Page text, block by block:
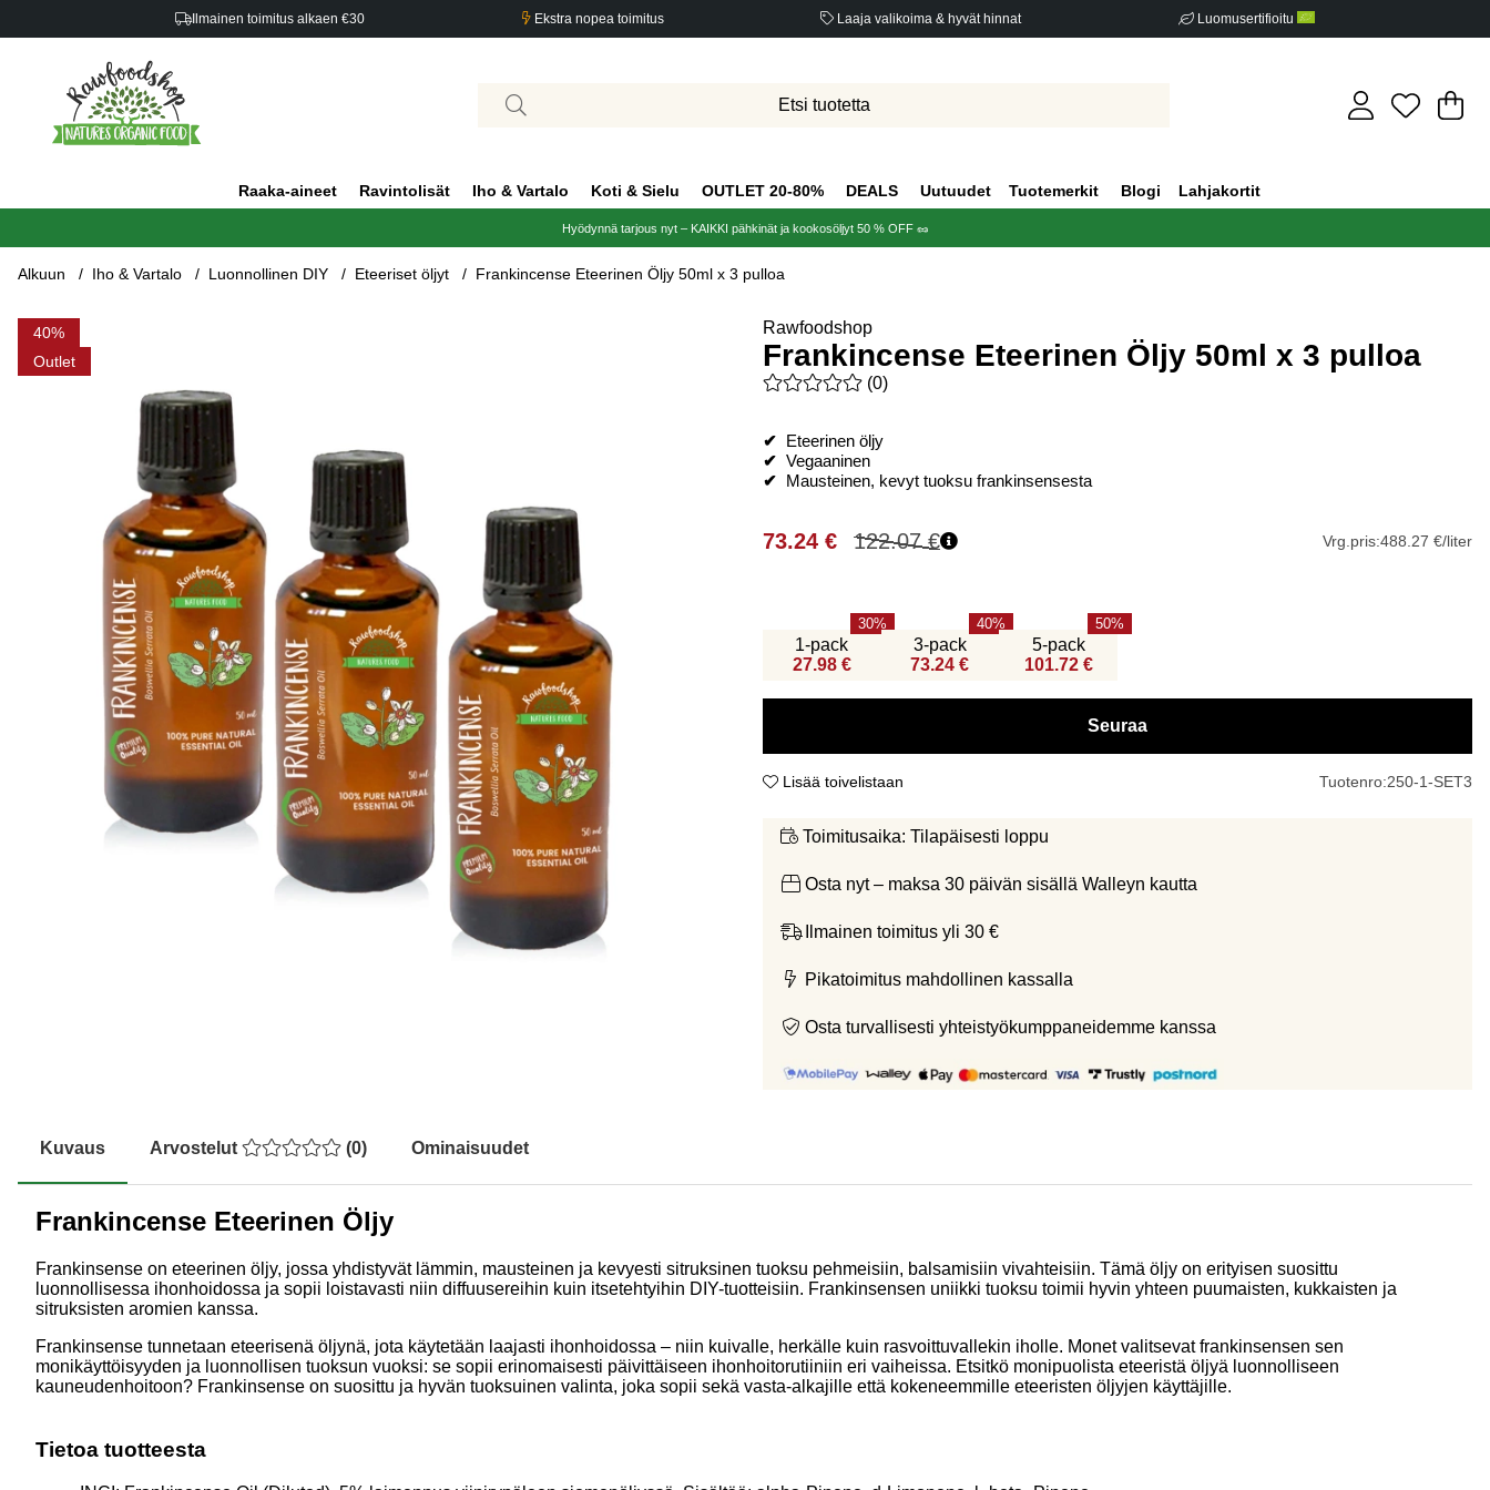
Ilmainen toimitus alkaen €30 Ekstra nopea toimitus Laaja valikoima & hyvät hinnat Luomusertifioitu
.
Raaka-aineet Ravintolisät Iho & Vartalo Koti & Sielu OUTLET 20-80% DEALS Uutuudet Tuotemerkit Blogi Lahjakortit
Hyödynnä tarjous nyt – KAIKKI pähkinät ja kookosöljyt 50 % OFF 🥜
Alkuun Iho & Vartalo Luonnollinen DIY Eteeriset öljyt Frankincense Eteerinen Öljy 50ml x 3 pulloa
40
Outlet
Tuotekuvat Frankincense Eteerinen Öljy 50ml x 3 pulloa Rawfoodshop
Frankincense Eteerinen Öljy 50ml x 3 pulloa
Keskiarvoluokitus 0 / 5 Arvioiden määrä 0
(0)
✔ Eteerinen öljy
✔ Vegaaninen
✔ Mausteinen, kevyt tuoksu frankinsensesta
122.07€
73.24 € Vrg.pris:488.27 €/liter
1-pack
27.98 €
30
3-pack
73.24 €
40
5-pack
101.72 €
50
Seuraa
Lisää toivelistaan Tuotenro:250-1-SET3
Toimitusaika: Tilapäisesti loppu
Osta nyt – maksa 30 päivän sisällä Walleyn kautta
Ilmainen toimitus yli 30 €
Pikatoimitus mahdollinen kassalla
Osta turvallisesti yhteistyökumppaneidemme kanssa
Kuvaus Arvostelut (0) Ominaisuudet
Frankincense Eteerinen Öljy
Frankinsense on eteerinen öljy, jossa yhdistyvät lämmin, mausteinen ja kevyesti sitruksinen tuoksu pehmeisiin, balsamisiin vivahteisiin. Tämä öljy on erityisen suosittu
luonnollisessa ihonhoidossa ja sopii loistavasti niin diffuusereihin kuin itsetehtyihin DIY-tuotteisiin. Frankinsensen uniikki tuoksu toimii hyvin yhteen puumaisten, kukkaisten ja
sitruksisten aromien kanssa.
Frankinsense tunnetaan eteerisenä öljynä, jota käytetään laajasti ihonhoidossa – niin kuivalle, herkälle kuin rasvoittuvallekin iholle. Monet valitsevat frankinsensen sen
monikäyttöisyyden ja luonnollisen tuoksun vuoksi: se sopii erinomaisesti päivittäiseen ihonhoitorutiiniin eri vaiheissa. Etsitkö monipuolista eteeristä öljyä luonnolliseen
kauneudenhoitoon? Frankinsense on suosittu ja hyvän tuoksuinen valinta, joka sopii sekä vasta-alkajille että kokeneemmille eteeristen öljyjen käyttäjille.
Tietoa tuotteesta